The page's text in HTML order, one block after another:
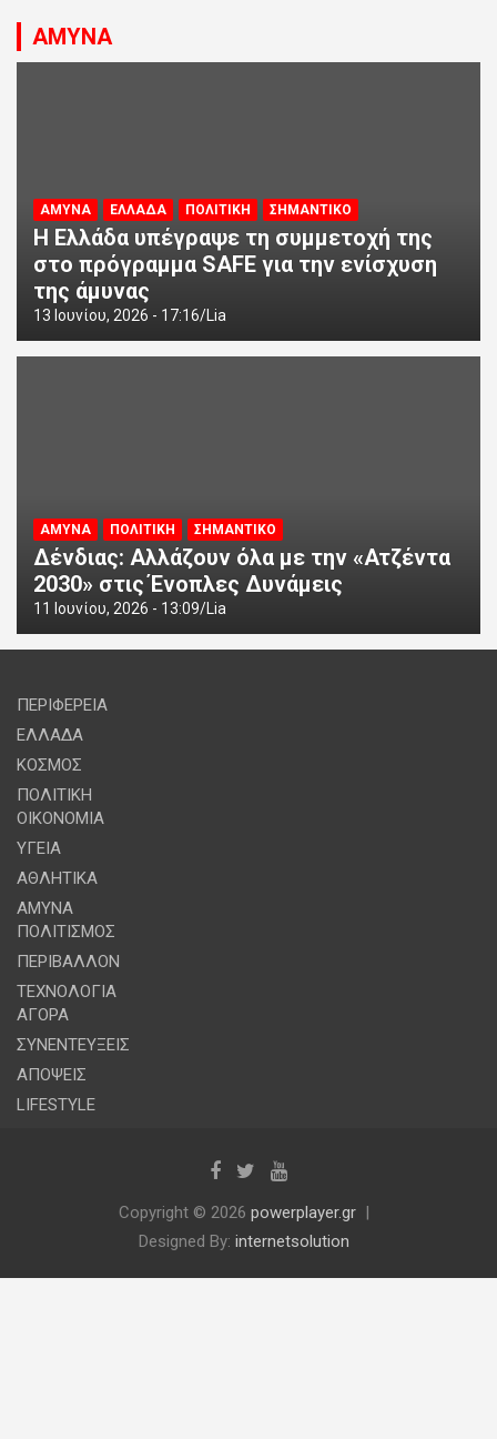
ΑΜΥΝΑ
ΑΜΥΝΑ ΕΛΛΑΔΑ ΠΟΛΙΤΙΚΗ ΣΗΜΑΝΤΙΚΟ
Η Ελλάδα υπέγραψε τη συμμετοχή της
στο πρόγραμμα SAFE για την ενίσχυση
της άμυνας
13 Ιουνίου, 2026 - 17:16 Lia
ΑΜΥΝΑ ΠΟΛΙΤΙΚΗ ΣΗΜΑΝΤΙΚΟ
Δένδιας: Αλλάζουν όλα με την «Ατζέντα
2030» στις Ένοπλες Δυνάμεις
11 Ιουνίου, 2026 - 13:09 Lia
ΠΕΡΙΦΕΡΕΙΑ
ΕΛΛΑΔΑ
ΚΟΣΜΟΣ
ΠΟΛΙΤΙΚΗ
ΟΙΚΟΝΟΜΙΑ
ΥΓΕΙΑ
ΑΘΛΗΤΙΚΑ
ΑΜΥΝΑ
ΠΟΛΙΤΙΣΜΟΣ
ΠΕΡΙΒΑΛΛΟΝ
ΤΕΧΝΟΛΟΓΙΑ
ΑΓΟΡΑ
ΣΥΝΕΝΤΕΥΞΕΙΣ
ΑΠΟΨΕΙΣ
LIFESTYLE
Copyright © 2026 powerplayer.gr
Designed By: internetsolution